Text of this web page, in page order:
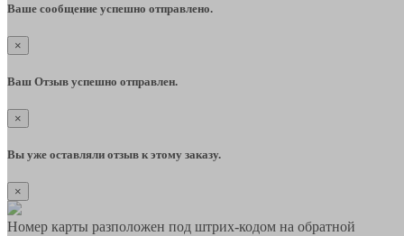
Ваше сообщение успешно отправлено.
×
Ваш Отзыв успешно отправлен.
×
Вы уже оставляли отзыв к этому заказу.
×
Номер карты разположен под штрих-кодом на обратной